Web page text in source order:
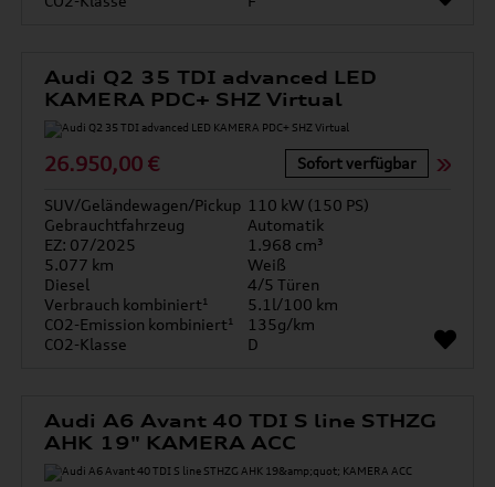
Audi Q2 35 TDI advanced LED
KAMERA PDC+ SHZ Virtual
26.950,00 € Sofort verfügbar
SUV/Geländewagen/Pickup 110 kW (150 PS)
Gebrauchtfahrzeug
Automatik
EZ: 07/2025
1.968 cm³
5.077 km
Weiß
Diesel
4/5 Türen
Verbrauch kombiniert¹
5.1l/100 km
CO2-Emission kombiniert¹
135g/km
CO2-Klasse
D
Audi A6 Avant 40 TDI S line STHZG
AHK 19" KAMERA ACC